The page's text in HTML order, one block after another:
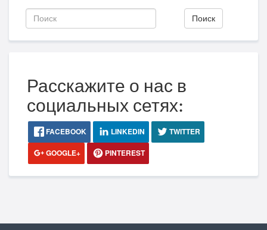
Поиск
Расскажите о нас в
социальных сетях:
FACEBOOK LINKEDIN
TWITTER
GOOGLE+
PINTEREST